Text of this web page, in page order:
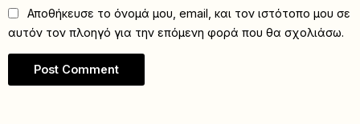
Αποθήκευσε το όνομά μου, email, και τον ιστότοπο μου σε
αυτόν τον πλοηγό για την επόμενη φορά που θα σχολιάσω.